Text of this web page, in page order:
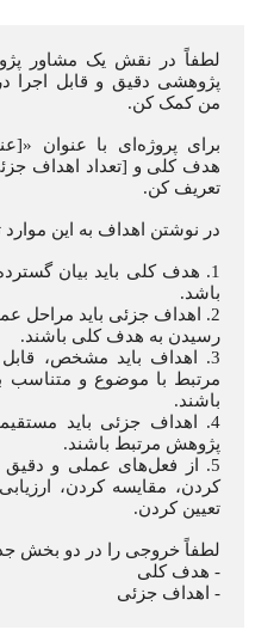
من کمک کن.
تعریف کن.
در نوشتن اهداف به این
باشد.
رسیدن به هدف کلی باشند.
باشند.
پژوهش مرتبط باشند.
تعیین کردن.
لطفاً خروجی را در دو بخش
- هدف کلی
- اهداف جزئی